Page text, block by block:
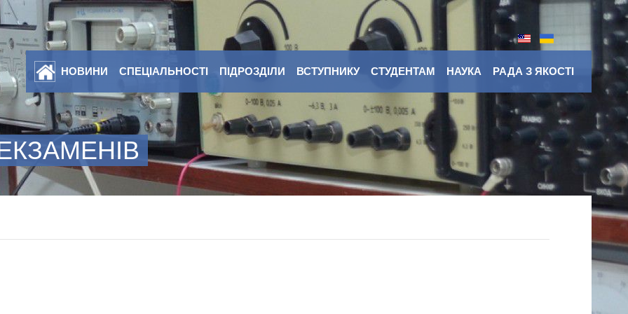
НОВИНИ СПЕЦІАЛЬНОСТІ ПІДРОЗДІЛИ ВСТУПНИКУ СТУДЕНТАМ НАУКА РАДА З ЯКОСТІ